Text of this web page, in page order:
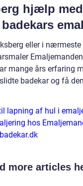
hjælp
eller i
mange års erfaring
badekar og få
lapning af hul i
hos
more articles